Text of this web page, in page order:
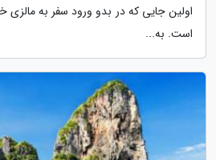
اولین جایی که در بدو ورود سفر به مالزی
است. به...